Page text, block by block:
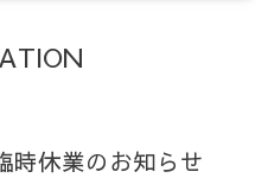
時休業のお知らせ